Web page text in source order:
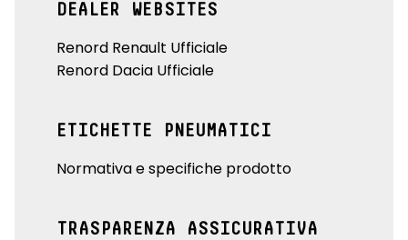
DEALER WEBSITES
Renord Renault Ufficiale
Renord Dacia Ufficiale
ETICHETTE PNEUMATICI
Normativa e specifiche prodotto
TRASPARENZA ASSICURATIVA